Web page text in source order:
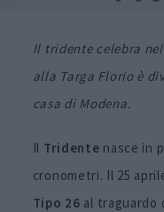
Il tridente celebra
alla Targa Florio è
casa di Modena.
Il Tridente nasce in
cronometri. Il 25
Tipo 26 al traguardo